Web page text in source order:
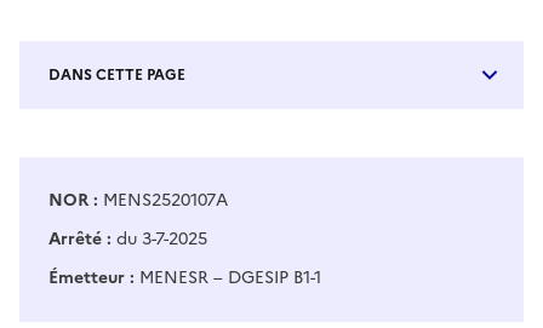
DANS CETTE PAGE
NOR : MENS2520107A
Arrêté : du 3-7-2025
Émetteur : MENESR – DGESIP B1-1